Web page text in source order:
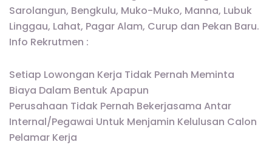
Sarolangun, Bengkulu, Muko-Muko, Manna, Lubuk
Linggau, Lahat, Pagar Alam, Curup dan Pekan Baru.
Info Rekrutmen :
Setiap Lowongan Kerja Tidak Pernah Meminta
Biaya Dalam Bentuk Apapun
Perusahaan Tidak Pernah Bekerjasama Antar
Internal/Pegawai Untuk Menjamin Kelulusan Calon
Pelamar Kerja